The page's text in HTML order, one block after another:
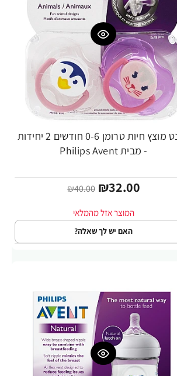
אוונט מוצץ חיות טרומן 0-6 חודשים 2 יחידות
- מבית Philips Avent
₪32.00
₪40.00
האם יש לך שאלה?